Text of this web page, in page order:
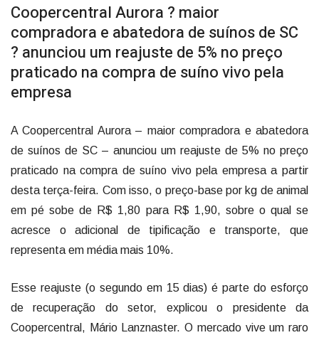
Coopercentral Aurora ? maior
compradora e abatedora de suínos de SC
? anunciou um reajuste de 5% no preço
praticado na compra de suíno vivo pela
empresa
A Coopercentral Aurora – maior compradora e abatedora
de suínos de SC – anunciou um reajuste de 5% no preço
praticado na compra de suíno vivo pela empresa a partir
desta terça-feira. Com isso, o preço-base por kg de animal
em pé sobe de R$ 1,80 para R$ 1,90, sobre o qual se
acresce o adicional de tipificação e transporte, que
representa em média mais 10%.
Esse reajuste (o segundo em 15 dias) é parte do esforço
de recuperação do setor, explicou o presidente da
Coopercentral, Mário Lanznaster. O mercado vive um raro